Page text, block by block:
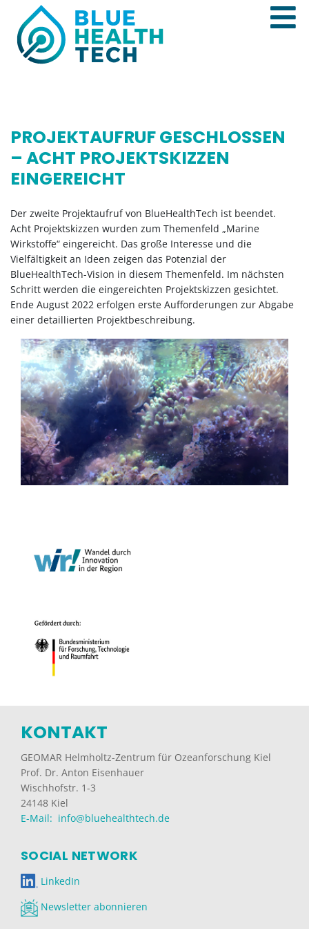
PROJEKTAUFRUF GESCHLOSSEN
– ACHT PROJEKTSKIZZEN
EINGEREICHT
Der zweite Projektaufruf von BlueHealthTech ist beendet.
Acht Projektskizzen wurden zum Themenfeld „Marine
Wirkstoffe“ eingereicht. Das große Interesse und die
Vielfältigkeit an Ideen zeigen das Potenzial der
BlueHealthTech-Vision in diesem Themenfeld. Im nächsten
Schritt werden die eingereichten Projektskizzen gesichtet.
Ende August 2022 erfolgen erste Aufforderungen zur Abgabe
einer detaillierten Projektbeschreibung.
KONTAKT
GEOMAR Helmholtz-Zentrum für Ozeanforschung Kiel
Prof. Dr. Anton Eisenhauer
Wischhofstr. 1-3
24148 Kiel
E-Mail: info@bluehealthtech.de
SOCIAL NETWORK
LinkedIn
Newsletter abonnieren